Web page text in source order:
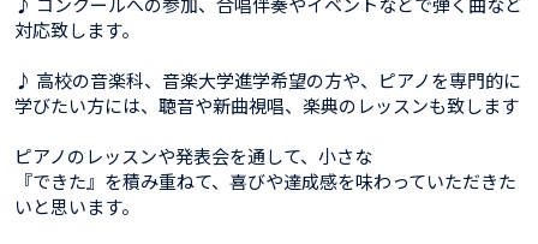
対応致します。
♪ 高校の音楽科、音楽大学進学希望の方や、ピアノを専門的に
学びたい方には、聴音や新曲視唱、楽典のレッスンも致します
ピアノのレッスンや発表会を通して、小さな
『できた』を積み重ねて、喜びや達成感を味わっていただきた
いと思います。